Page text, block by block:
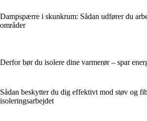
Dampspærre i skunkrum: Sådan udfører du
områder
Derfor bør du isolere dine varmerør – spar
Sådan beskytter du dig effektivt mod støv og
isoleringsarbejdet